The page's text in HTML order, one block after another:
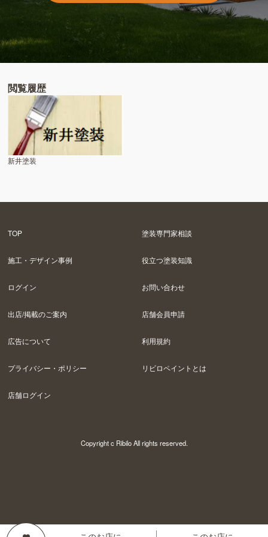
閲覧履歴
新井塗装
TOP 塗装専門家相談
施工・デザイン事例 役立つ塗装知識
ログイン お問い合わせ
出店/掲載のご案内 店舗会員申請
広告について 利用規約
プライバシー・ポリシー リビロペイントとは
店舗ログイン
Copyright c Ribilo All rights reserved.